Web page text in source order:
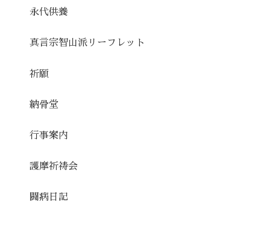
永代供養
真言宗智山派リーフレット
祈願
納骨堂
行事案内
護摩祈祷会
闘病日記